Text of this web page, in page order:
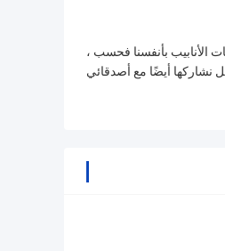
الأنابيب بأنفسنا فحسب ،